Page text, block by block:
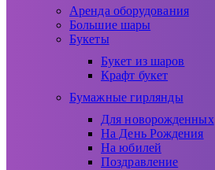
Аренда оборудования
Большие шары
Букеты
Букет из шаров
Крафт букет
Бумажные гирлянды
Для новорожденных
На День Рождения
На юбилей
Поздравление